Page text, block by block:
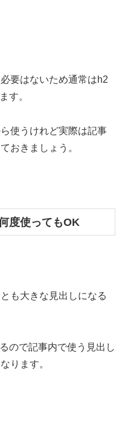
要はないため通常はh2
す。
使うけれど実際は記事
おきましょう。
度使ってもOK
も大きな見出しになる
ので記事内で使う見出し
ります。